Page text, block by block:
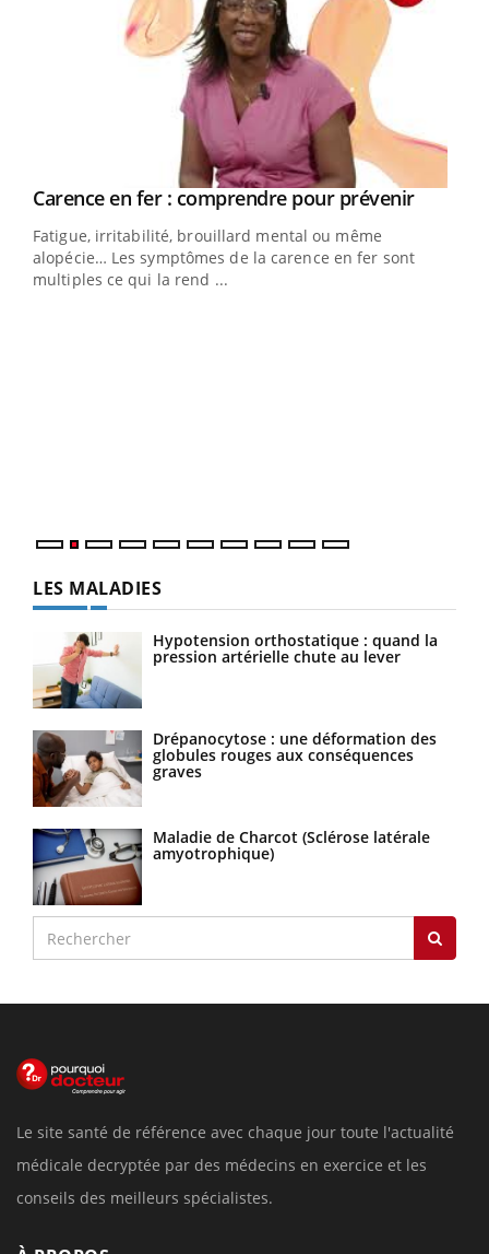
Youtube
Carence en fer : comprendre pour prévenirYoutube
Fatigue, irritabilité, brouillard mental ou même
alopécie… Les symptômes de la carence en fer sont
multiples ce qui la rend ...
LES MALADIES
Hypotension orthostatique : quand la
pression artérielle chute au lever
Drépanocytose : une déformation des
globules rouges aux conséquences
graves
Maladie de Charcot (Sclérose latérale
amyotrophique)
Le site santé de référence avec chaque jour toute l'actualité
médicale decryptée par des médecins en exercice et les
conseils des meilleurs spécialistes.